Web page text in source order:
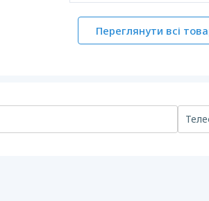
Переглянути всі